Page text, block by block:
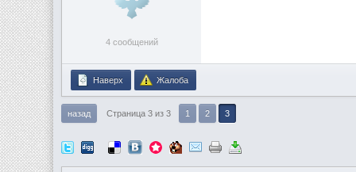
4 сообщений
Наверх Жалоба
назад Страница 3 из 3 1 2 3